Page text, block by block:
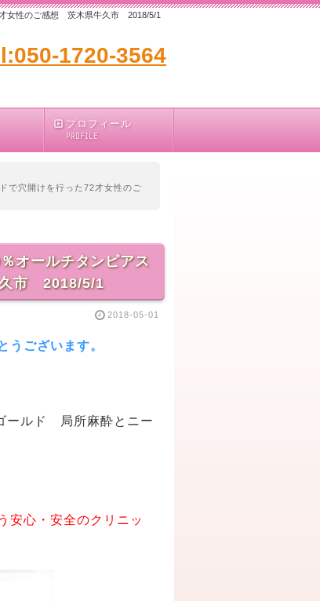
才女性のご感想 茨木県牛久市 2018/5/1
1720-3564
プロフィール
PROFILE
で穴開けを行った72才女性のご
オールチタンピアス
久市 2018/5/1
2018-05-01
うございます。
ールド 局所麻酔とニー
安心・安全のクリニッ